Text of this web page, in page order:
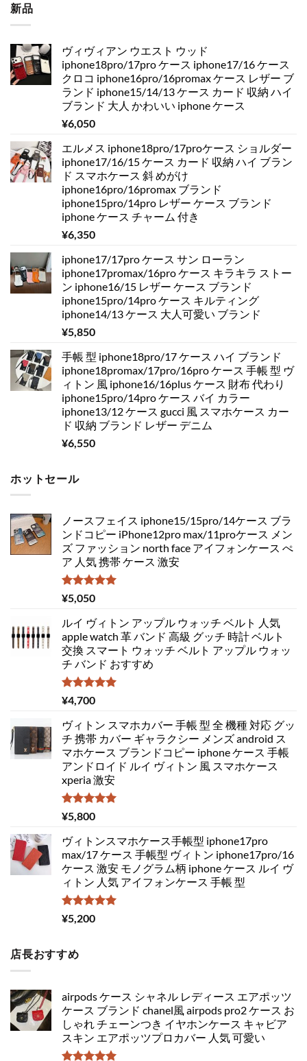
新品
ヴィヴィアン ウエスト ウッド
iphone18pro/17pro ケース iphone17/16 ケース
クロコ iphone16pro/16promax ケース レザー ブ
ランド iphone15/14/13 ケース カード 収納 ハイ
ブランド 大人 かわいい iphone ケース
¥6,050
エルメス iphone18pro/17proケース ショルダー
iphone17/16/15 ケース カード 収納 ハイ ブラン
ド スマホケース 斜 めがけ
iphone16pro/16promax ブランド
iphone15pro/14pro レザー ケース ブランド
iphone ケース チャーム 付き
¥6,350
iphone17/17pro ケース サン ローラン
iphone17promax/16pro ケース キラキラ ストー
ン iphone16/15 レザー ケース ブランド
iphone15pro/14pro ケース キルティング
iphone14/13 ケース 大人可愛い ブランド
¥5,850
手帳 型 iphone18pro/17 ケース ハイ ブランド
iphone18promax/17pro/16pro ケース 手帳 型 ヴ
ィトン 風 iphone16/16plus ケース 財布 代わり
iphone15pro/14pro ケース バイ カラー
iphone13/12 ケース gucci 風 スマホケース カー
ド 収納 ブランド レザー デニム
¥6,550
ホットセール
ノースフェイス iphone15/15pro/14ケース ブラ
ンドコピー iPhone12pro max/11proケース メン
ズ ファッション north face アイフォンケース ぺ
ア 人気 携帯 ケース 激安
5段階中
5.00
¥5,050
ルイ ヴィトン アップル ウォッチ ベルト 人気
apple watch 革 バンド 高級 グッチ 時計 ベルト
交換 スマート ウォッチ ベルト アップル ウォッ
チ バンド おすすめ
5段階中
5.00
¥4,700
ヴィトン スマホカバー 手帳 型 全 機種 対応 グッ
チ 携帯 カバー ギャラクシー メンズ android ス
マホケース ブランドコピー iphone ケース 手帳
アンドロイド ルイ ヴィトン 風 スマホケース
xperia 激安
5段階中
5.00
¥5,800
ヴィトンスマホケース手帳型 iphone17pro
max/17 ケース 手帳型 ヴィトン iphone17pro/16
ケース 激安 モノグラム柄 iphone ケース ルイ ヴ
ィトン 人気 アイフォンケース 手帳 型
5段階中
5.00
¥5,200
店長おすすめ
airpods ケース シャネル レディース エアポッツ
ケース ブランド chanel風 airpods pro2 ケース お
しゃれ チェーンつき イヤホンケース キャビア
スキン エアポッツプロカバー 人気 可愛い